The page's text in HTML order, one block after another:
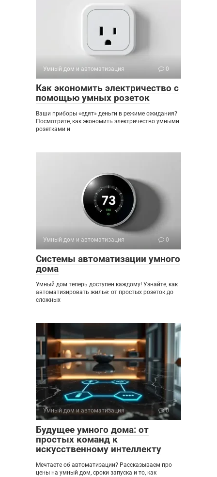
Умный дом и автоматизация 0
Как экономить электричество с
помощью умных розеток
Ваши приборы «едят» деньги в режиме ожидания?
Посмотрите, как экономить электричество умными
розетками и
Умный дом и автоматизация 0
Системы автоматизации умного
дома
Умный дом теперь доступен каждому! Узнайте, как
автоматизировать жилье: от простых розеток до
сложных
Умный дом и автоматизация 0
Будущее умного дома: от
простых команд к
искусственному интеллекту
Мечтаете об автоматизации? Рассказываем про
цены на умный дом, сроки запуска и то, как